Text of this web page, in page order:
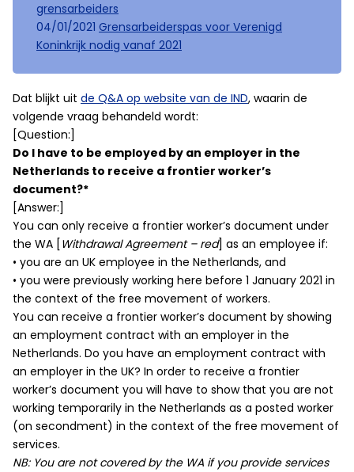
grensarbeiders
04/01/2021 Grensarbeiderspas voor Verenigd
Koninkrijk nodig vanaf 2021
Dat blijkt uit de Q&A op website van de IND, waarin de
volgende vraag behandeld wordt:
[Question:]
Do I have to be employed by an employer in the
Netherlands to receive a frontier worker’s
document?*
[Answer:]
You can only receive a frontier worker’s document under
the WA [ Withdrawal Agreement – red] as an employee if:
• you are an UK employee in the Netherlands, and
• you were previously working here before 1 January 2021 in
the context of the free movement of workers.
You can receive a frontier worker’s document by showing
an employment contract with an employer in the
Netherlands. Do you have an employment contract with
an employer in the UK? In order to receive a frontier
worker’s document you will have to show that you are not
working temporarily in the Netherlands as a posted worker
(on secondment) in the context of the free movement of
services.
NB: You are not covered by the WA if you provide services